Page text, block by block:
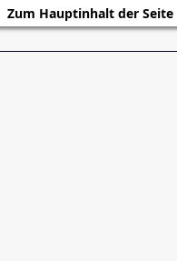
Zum Hauptinhalt der Seite